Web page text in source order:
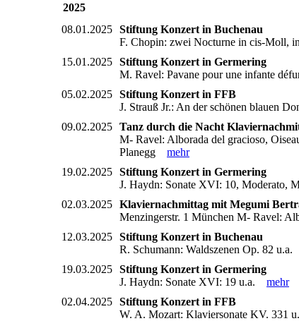
2025
08.01.2025 Stiftung Konzert in Buchenau
F. Chopin: zwei Nocturne in cis-Moll,
15.01.2025 Stiftung Konzert in Germering
M. Ravel: Pavane pour une infante
05.02.2025 Stiftung Konzert in FFB
J. Strauß Jr.: An der schönen blauen
09.02.2025 Tanz durch die Nacht
M- Ravel: Alborada del gracioso,
Planegg mehr
19.02.2025 Stiftung Konzert in Germering
J. Haydn: Sonate XVI: 10, Moderato,
02.03.2025 Klaviernachmittag mit Megumi
Menzingerstr. 1 München M- Ravel:
12.03.2025 Stiftung Konzert in Buchenau
R. Schumann: Waldszenen Op. 82 u.a.
19.03.2025 Stiftung Konzert in Germering
J. Haydn: Sonate XVI: 19 u.a. mehr
02.04.2025 Stiftung Konzert in FFB
W. A. Mozart: Klaviersonate KV. 331